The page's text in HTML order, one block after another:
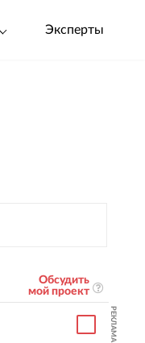
Эксперты
Обсудить
мой проект
РЕКЛАМА